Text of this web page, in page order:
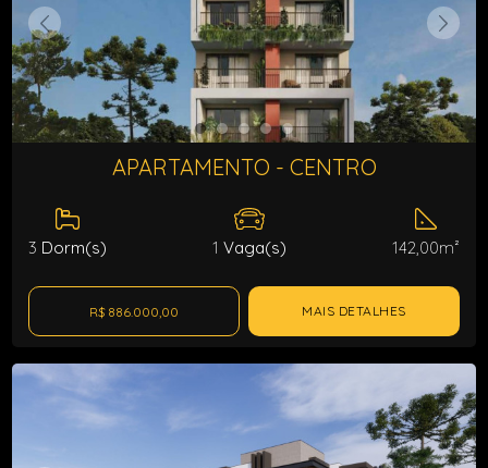
APARTAMENTO - CENTRO
3 Dorm(s) 1 Vaga(s) 142,00m²
R$ 886.000,00 MAIS DETALHES